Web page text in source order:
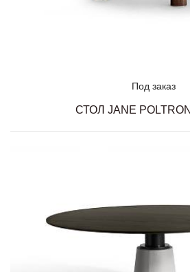
Под заказ
СТОЛ JANE